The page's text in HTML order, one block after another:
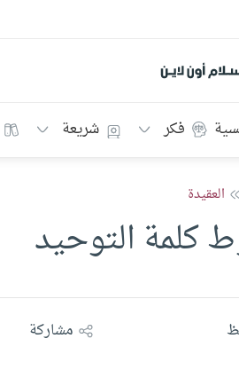
إسلام أون لاين
فكر شريعة
العقيدة
كلمة التوحيد
مشاركة